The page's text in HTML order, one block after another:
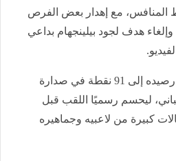
مع إهدار بعض الفرص
هدف لجود بيلينجهام بداعي
وبهذا الفوز، رفع برشلونة رصيده إلى 91 نقطة في صدارة
ليحسم رسميًا اللقب قبل
كبيرة من لاعبيه وجماهيره